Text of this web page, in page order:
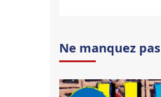
Ne manquez pas